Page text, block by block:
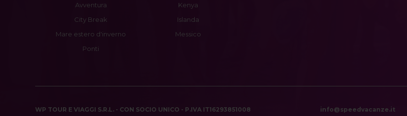
Avventura
City Break
Mare estero d'inverno
Ponti
Kenya
Islanda
Messico
WP TOUR E VIAGGI S.R.L. - CON SOCIO UNICO - P.IVA IT16293851008 info@speedvacanze.it